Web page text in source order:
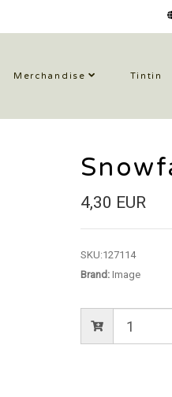
Merchandise Tintin
4,30 EUR
SKU:127114
Brand:Image